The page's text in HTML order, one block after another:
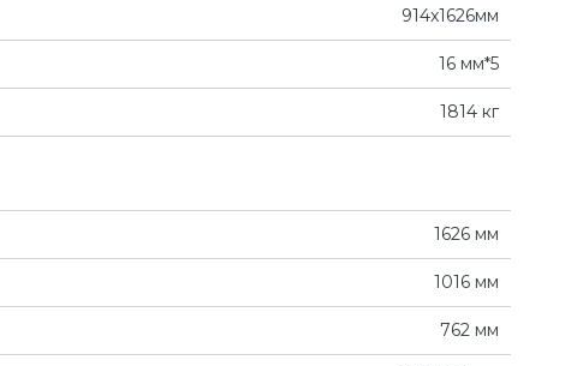
914x1626мм
16 мм*5
1814 кг
1626 мм
1016 мм
762 мм